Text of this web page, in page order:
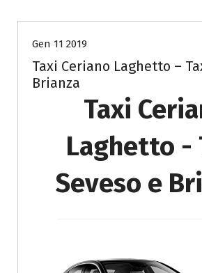
Gen 11 2019
Taxi Ceriano Laghetto –
Brianza
Taxi
Laghetto -
Seveso e